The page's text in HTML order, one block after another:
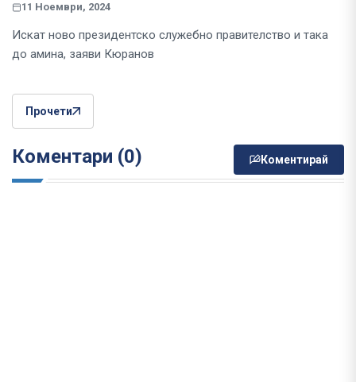
11 Ноември, 2024
Искат ново президентско служебно правителство и така
до амина, заяви Кюранов
Прочети
Коментари (0) Коментирай